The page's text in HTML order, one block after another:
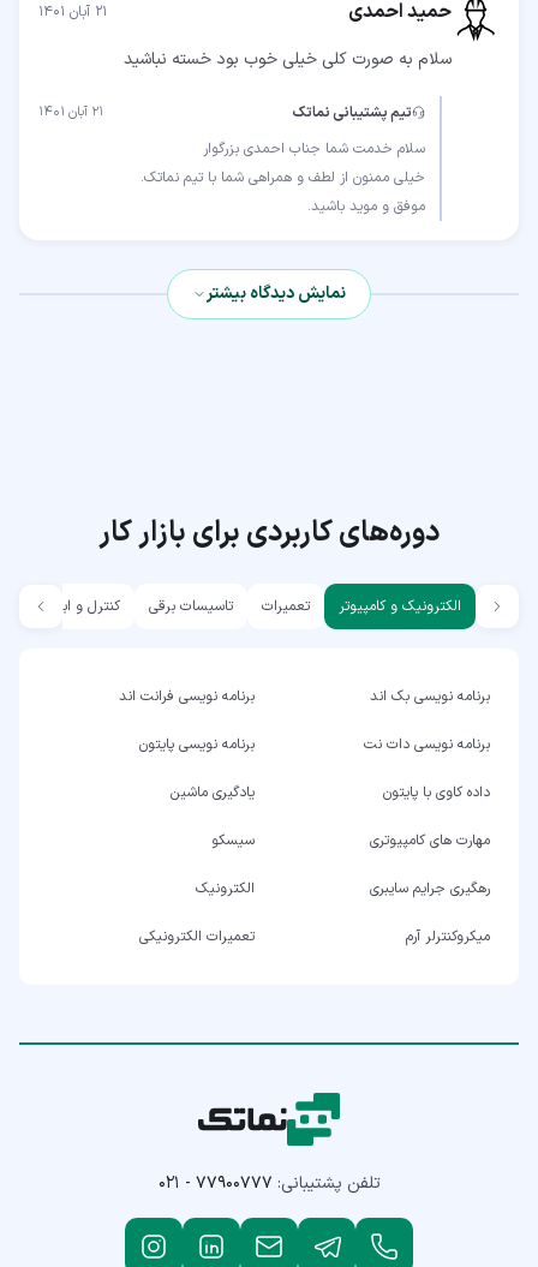
حمید احمدی ۲۱ آبان ۱۴۰۱
سلام به صورت کلی خیلی خوب بود خسته نباشید
تیم پشتیبانی نماتک ۲۱ آبان ۱۴۰۱
موفق و موید باشید.
نمایش دیدگاه بیشتر
دوره‌های کاربردی برای بازار کار
الکترونیک و کامپیوتر تعمیرات تاسیسات برقی کنترل و ابزار دقیق
برنامه نویسی بک اند برنامه نویسی فرانت اند
برنامه نویسی دات نت برنامه نویسی پایتون
داده کاوی با پایتون یادگیری ماشین
مهارت های کامپیوتری سیسکو
رهگیری جرایم سایبری الکترونیک
میکروکنترلر آرم تعمیرات الکترونیکی
تلفن پشتیبانی: ۰۲۱ - ۷۷۹۰۰۷۷۷